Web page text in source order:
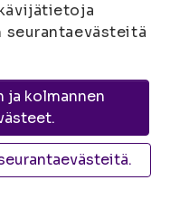
regarding the
credit points
and Kuopio
and taking part
on both campuses)
avausemma and the
in there
seurantaevästeitä
ja kolmannen